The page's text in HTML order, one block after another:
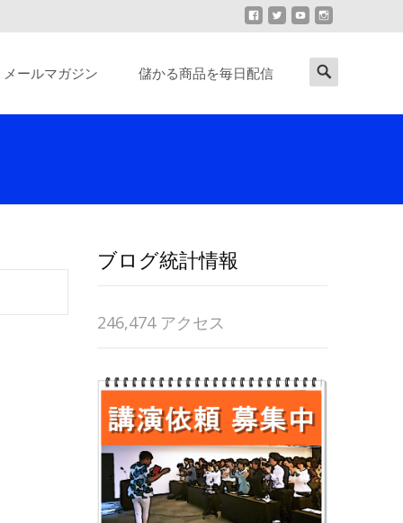
メールマガジン 儲かる商品を毎日配信
Search
ブログ統計情報
246,474 アクセス